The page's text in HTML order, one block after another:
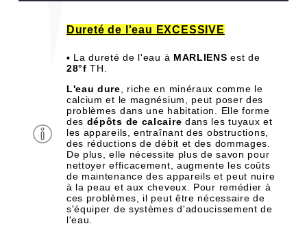
Dureté de l'eau EXCESSIVE
▪ La dureté de l'eau à MARLIENS est de
28°f TH.
L'eau dure , riche en minéraux comme le
calcium et le magnésium, peut poser des
problèmes dans une habitation. Elle forme
des dépôts de calcaire dans les tuyaux et
les appareils, entraînant des obstructions,
des réductions de débit et des dommages.
De plus, elle nécessite plus de savon pour
nettoyer efficacement, augmente les coûts
de maintenance des appareils et peut nuire
à la peau et aux cheveux. Pour remédier à
ces problèmes, il peut être nécessaire de
s'équiper de systèmes d'adoucissement de
l'eau.